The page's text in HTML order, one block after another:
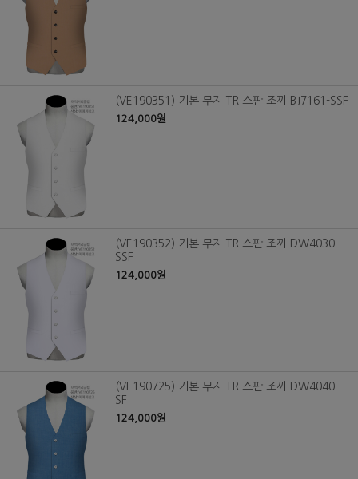
(VE190351) 기본 무지 TR 스판 조끼 BJ7161-SSF
124,000원
(VE190352) 기본 무지 TR 스판 조끼 DW4030-
SSF
124,000원
(VE190725) 기본 무지 TR 스판 조끼 DW4040-
SF
124,000원